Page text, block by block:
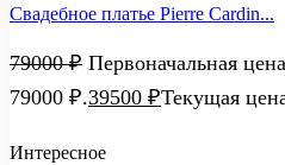
Свадебное платье Pierre Cardin...
79000₽ Первоначальная
79000 ₽.39500 ₽Текущая
Интересное